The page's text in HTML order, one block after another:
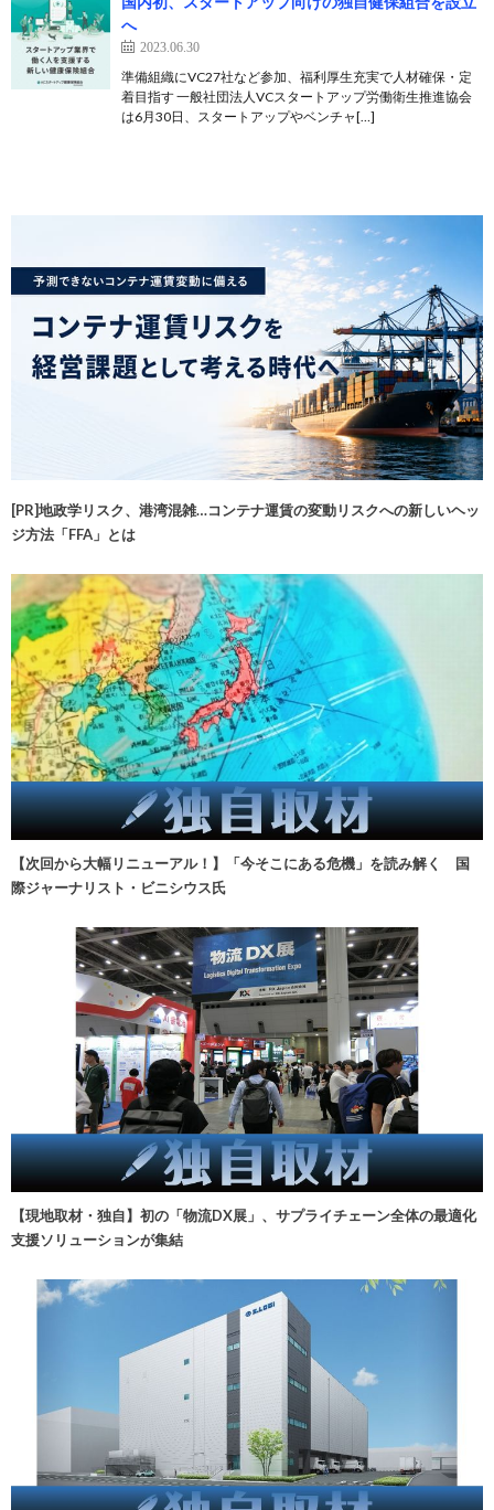
へ
2023.06.30
準備組織にVC27社など参加、福利厚生充実で人材確保・定
着目指す 一般社団法人VCスタートアップ労働衛生推進協会
は6月30日、スタートアップやベンチャ[…]
[PR]地政学リスク、港湾混雑…コンテナ運賃の変動リスクへの新しいヘッ
ジ方法「FFA」とは
【次回から大幅リニューアル！】「今そこにある危機」を読み解く 国
際ジャーナリスト・ビニシウス氏
【現地取材・独自】初の「物流DX展」、サプライチェーン全体の最適化
支援ソリューションが集結